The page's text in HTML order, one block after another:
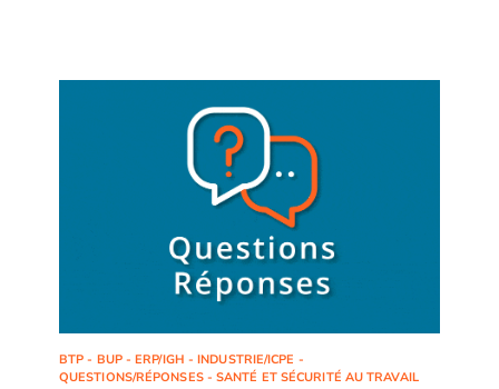
BTP - BUP - ERP/IGH - INDUSTRIE/ICPE -
QUESTIONS/RÉPONSES - SANTÉ ET SÉCURITÉ AU TRAVAIL